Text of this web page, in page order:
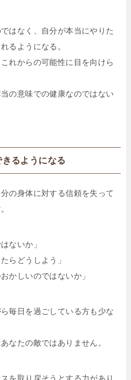
はなく、自分が本当にやりた
るようになる。
れからの可能性に目を向けら
の意味での健康なのではない
るようになる
の身体に対する信頼を失って
ないか」
らどうしよう」
かしいのではないか」
毎日を過ごしている方も少な
なたの敵ではありません。
を取り戻そうとする力があり